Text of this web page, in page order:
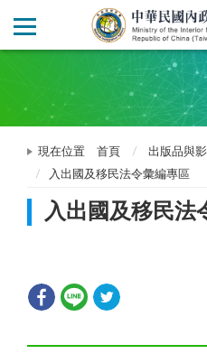
現在位置 首頁
出版品與
入出國及移民法令彙編專區
入出國及移民法